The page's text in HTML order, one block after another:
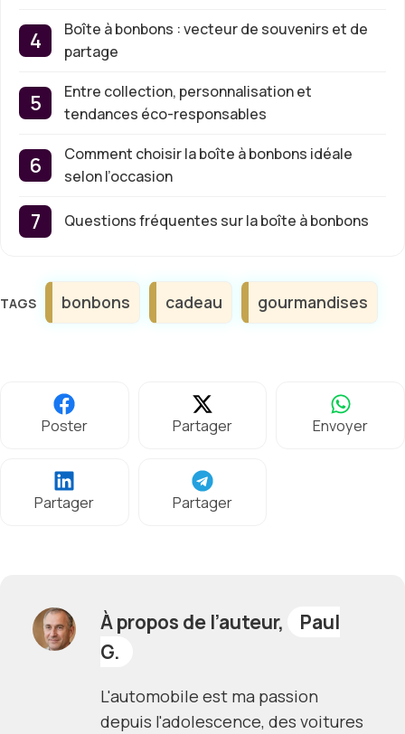
Boîte à bonbons : vecteur de souvenirs et de
partage
Entre collection, personnalisation et
tendances éco-responsables
Comment choisir la boîte à bonbons idéale
selon l’occasion
Questions fréquentes sur la boîte à bonbons
Étiquettes
bonbons cadeau gourmandises
Poster Partager Envoyer
Partager Partager
À propos de l’auteur,
Paul
G.
L'automobile est ma passion
depuis l'adolescence, des voitures